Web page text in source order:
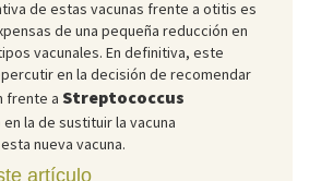
de estas vacunas frente a otitis es
de una pequeña reducción en
vacunales. En definitiva, este
en la decisión de recomendar
frente a Streptococcus
en la de sustituir la vacuna
nueva vacuna.
artículo